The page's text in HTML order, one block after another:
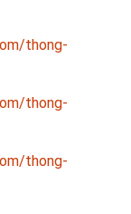
thong-
thong-
thong-